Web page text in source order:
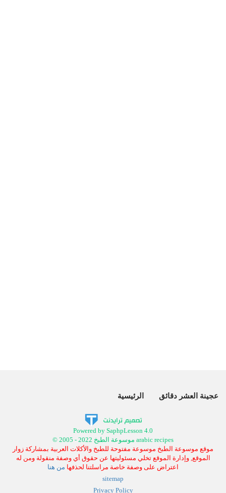
عجينة العشر دقائق الرئيسية
Powered by SaphpLesson 4.0
© 2005 - 2022 موسوعة الطبخ arabic recipes
موقع موسوعة الطبخ موسوعة مفتوحة للطبخ والأكلات العربية بمشاركة زوار
الموقع, وإدارة الموقع تخلي مسئوليتها عن حقوق أي وصفة منقولة ومن له
اعتراض على وصفة خاصة مراسلتنا لحذفها من هنا
sitemap
Privacy Policy